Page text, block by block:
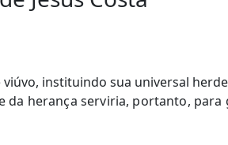
instituindo sua universal
da herança serviria, portanto,